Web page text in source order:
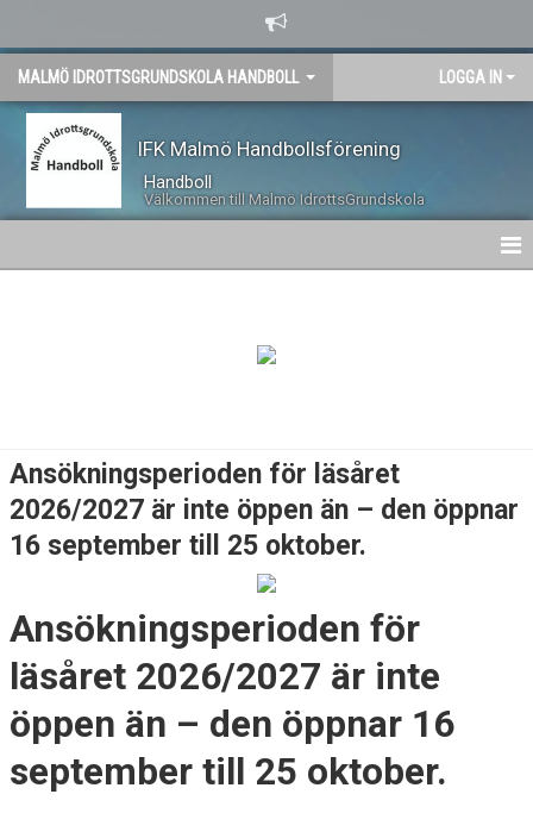
MALMÖ IDROTTSGRUNDSKOLA HANDBOLL LOGGA IN
IFK Malmö Handbollsförening
Handboll
Välkommen till Malmö IdrottsGrundskola
KONTAKT
Ansökningsperioden för läsåret
2026/2027 är inte öppen än – den öppnar
16 september till 25 oktober.
Ansökningsperioden för
läsåret 2026/2027 är inte
öppen än – den öppnar 16
september till 25 oktober.